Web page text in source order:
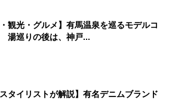
・観光・グルメ】有馬温泉を巡るモデルコ
湯巡りの後は、神戸...
スタイリストが解説】有名デニムブランド